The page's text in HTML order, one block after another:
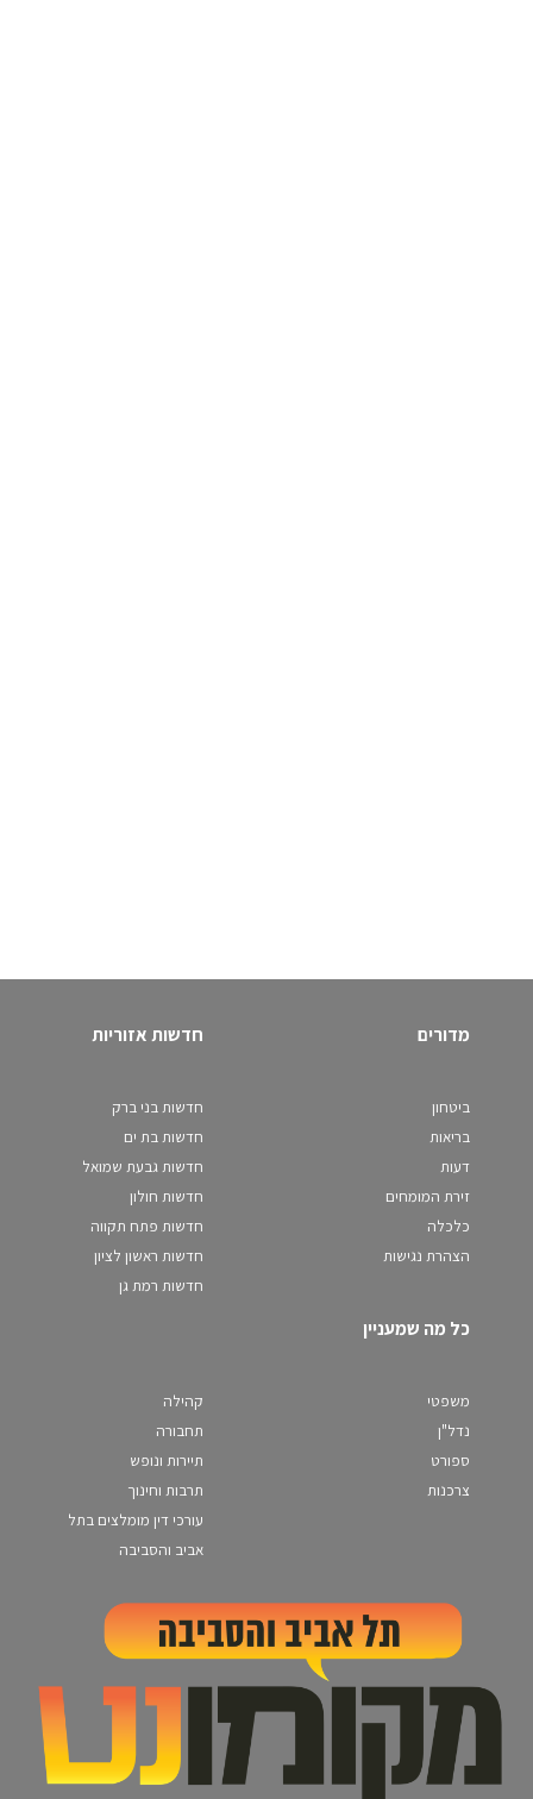
מדורים
ביטחון
בריאות
דעות
זירת המומחים
כלכלה
הצהרת נגישות
חדשות אזוריות
חדשות בני ברק
חדשות בת ים
חדשות גבעת שמואל
חדשות חולון
חדשות פתח תקווה
חדשות ראשון לציון
חדשות רמת גן
כל מה שמעניין
משפטי
נדל"ן
ספורט
צרכנות
קהילה
תחבורה
תיירות ונופש
תרבות וחינוך
עורכי דין מומלצים בתל
אביב והסביבה